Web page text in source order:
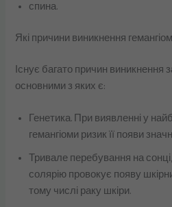
спина.
Які причини виникнення
Існує багато причин виникнення
основними з яких є:
Генетика. При виявленні у
гемангіоми ризик її появи
Тривале перебування на
солярію провокує появу
тому числі раку шкіри.